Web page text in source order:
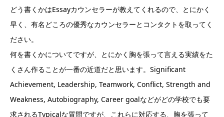
どう書くかはEssayカウンセラーが教えてくれるので、とにかく
早く、有名どころの優秀なカウンセラーとコンタクトを取ってく
ださい。
何を書くかについてですが、とにかく胸を張って言える実績をた
くさん作ることが一番の近道だと思います。Significant
Achievement, Leadership, Teamwork, Conflict, Strength and
Weakness, Autobiography, Career goalなどがどの学校でも要
求されるTypicalな質問ですが、これらに対応する、胸を張って